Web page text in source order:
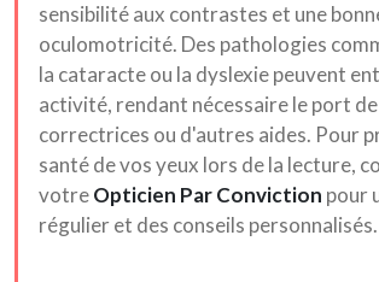
sensibilité aux contrastes et une
oculomotricité. Des pathologies
la cataracte ou la dyslexie peuvent
activité, rendant nécessaire le port
correctrices ou d'autres aides. Pour
santé de vos yeux lors de la lecture,
votreOpticien Par Conviction pour
régulier et des conseils personnalisés.